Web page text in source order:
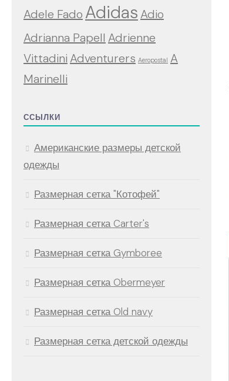
Adele Fado Adidas Adio
Adrianna Papell Adrienne
Vittadini Adventurers Aeropostal A
Marinelli
ССЫЛКИ
Американские размеры детской
одежды
Размерная сетка "Котофей"
Размерная сетка Carter's
Размерная сетка Gymboree
Размерная сетка Obermeyer
Размерная сетка Old navy
Размерная сетка детской одежды